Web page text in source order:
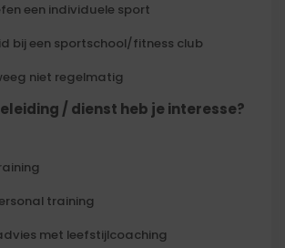
een individuele sport
bij een sportschool/fitness club
niet regelmatig
/ dienst heb je interesse?
training
met leefstijlcoaching